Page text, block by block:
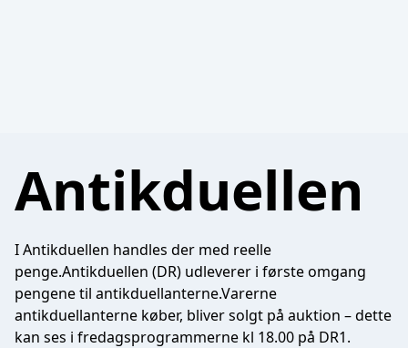
Antikduellen
I Antikduellen handles der med reelle
penge.Antikduellen (DR) udleverer i første omgang
pengene til antikduellanterne.Varerne
antikduellanterne køber, bliver solgt på auktion – dette
kan ses i fredagsprogrammerne kl 18.00 på DR1.